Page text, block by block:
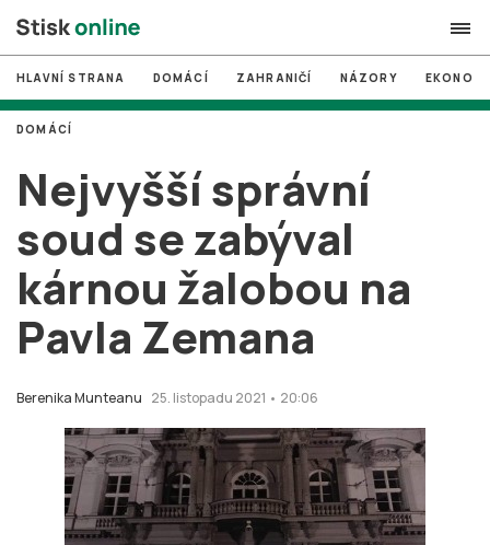
search
# MUNI
# Brno
# volby
login PŘIHLÁSIT SE
Zapomněli jste heslo?
HLAVNÍ STRANA DOMÁCÍ ZAHRANIČÍ NÁZORY
Nejvyšší správní
soud se zabýval
kárnou žalobou na
Pavla Zemana
Berenika Munteanu 25. listopadu 2021 • 20:06
DOMÁCÍ